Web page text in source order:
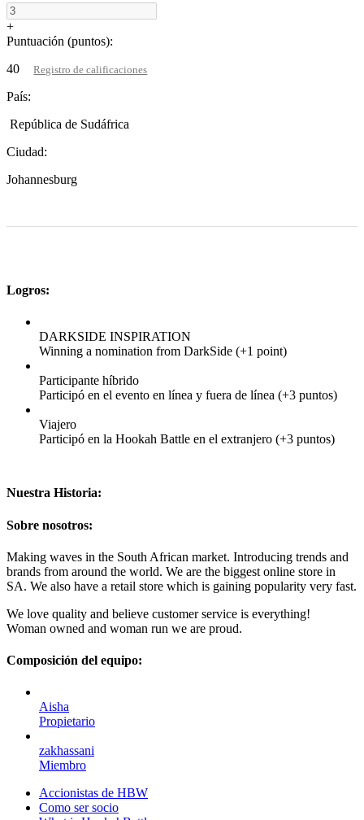
+
Puntuación (puntos):
40
Registro de calificaciones
País:
República de Sudáfrica
Ciudad:
Johannesburg
Logros:
DARKSIDE INSPIRATION
Winning a nomination from DarkSide (+1 point)
Participante híbrido
Participó en el evento en línea y fuera de línea (+3 puntos)
Viajero
Participó en la Hookah Battle en el extranjero (+3 puntos)
Nuestra Historia:
Sobre nosotros:
Making waves in the South African market. Introducing trends and
brands from around the world. We are the biggest online store in
SA. We also have a retail store which is gaining popularity very fast.
We love quality and believe customer service is everything!
Woman owned and woman run we are proud.
Composición del equipo:
Aisha
Propietario
zakhassani
Miembro
Accionistas de HBW
Como ser socio